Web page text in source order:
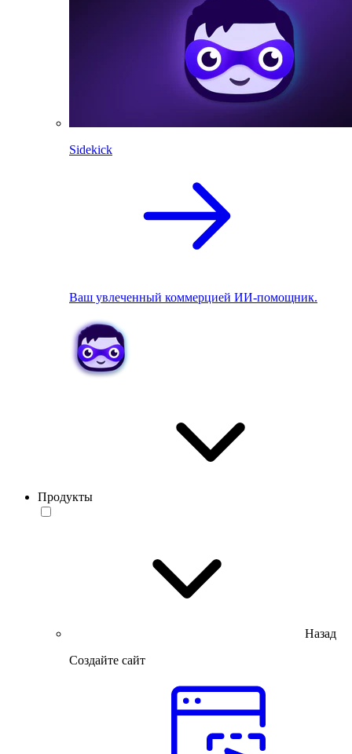
Sidekick
Ваш увлеченный коммерцией ИИ-помощник.
Продукты
Назад
Создайте сайт